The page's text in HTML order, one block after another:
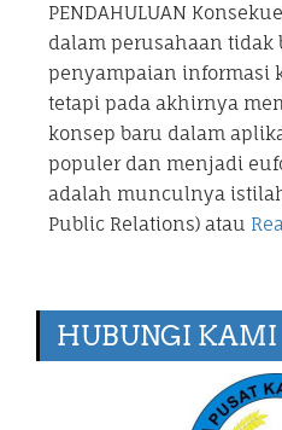
PENDAHULUAN
dalam perusahaan
penyampaian informasi
tetapi pada akhirnya
konsep baru dalam
populer dan menjadi
adalah munculnya
Public Relations) atau
HUBUNGI KAMI